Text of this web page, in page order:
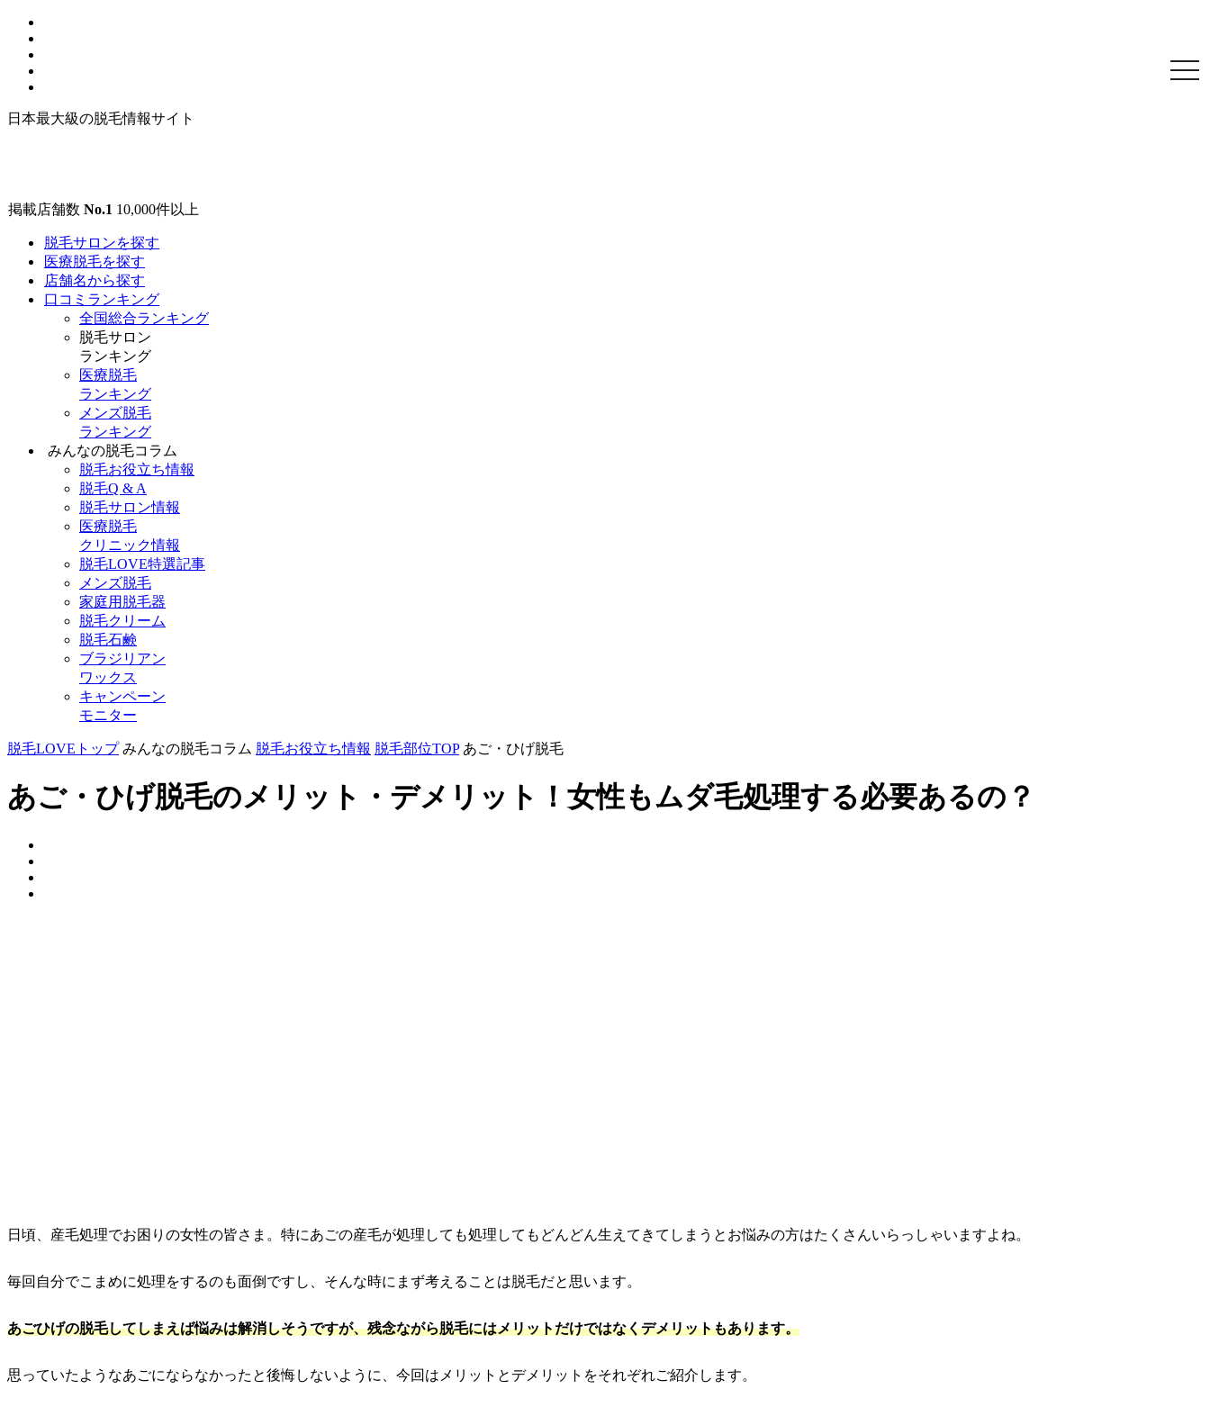
日本最大級の脱毛情報サイト
掲載店舗数 No.1 10,000件以上
脱毛サロンを探す
医療脱毛を探す
店舗名から探す
口コミランキング
全国総合ランキング
脱毛サロン
ランキング
医療脱毛
ランキング
メンズ脱毛
ランキング
みんなの脱毛コラム
脱毛お役立ち情報
脱毛Q & A
脱毛サロン情報
医療脱毛
クリニック情報
脱毛LOVE特選記事
メンズ脱毛
家庭用脱毛器
脱毛クリーム
脱毛石鹸
ブラジリアン
ワックス
キャンペーン
モニター
脱毛LOVEトップ みんなの脱毛コラム 脱毛お役立ち情報 脱毛部位TOP あご・ひげ脱毛
あご・ひげ脱毛のメリット・デメリット！女性もムダ毛処理する必要あるの？
日頃、産毛処理でお困りの女性の皆さま。特にあごの産毛が処理しても処理してもどんどん生えてきてしまうとお悩みの方はたくさんいらっしゃいますよね。
毎回自分でこまめに処理をするのも面倒ですし、そんな時にまず考えることは脱毛だと思います。
あごひげの脱毛してしまえば悩みは解消しそうですが、残念ながら脱毛にはメリットだけではなくデメリットもあります。
思っていたようなあごにならなかったと後悔しないように、今回はメリットとデメリットをそれぞれご紹介します。